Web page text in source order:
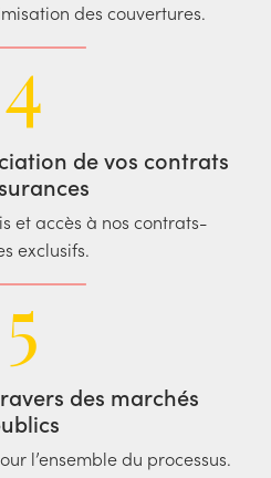
des couvertures.
4
de vos contrats
et accès à nos contrats-
exclusifs.
5
des marchés
l’ensemble du processus.